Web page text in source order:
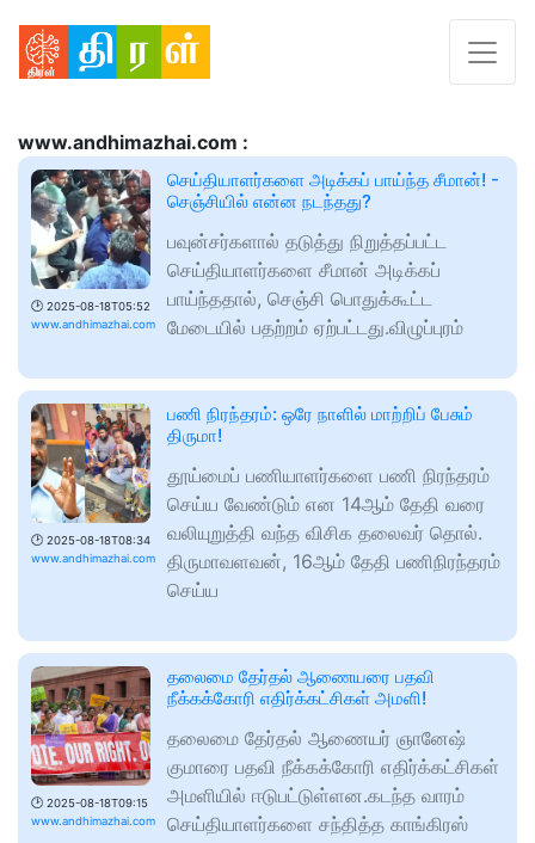
www.andhimazhai.com :
🕑 2025-08-18T05:52
www.andhimazhai.com
செய்தியாளர்களை அடிக்கப் பாய்ந்த சீமான்! -
செஞ்சியில் என்ன நடந்தது?
பவுன்சர்களால் தடுத்து நிறுத்தப்பட்ட
செய்தியாளர்களை சீமான் அடிக்கப்
பாய்ந்ததால், செஞ்சி பொதுக்கூட்ட
மேடையில் பதற்றம் ஏற்பட்டது.விழுப்புரம்
🕑 2025-08-18T08:34
www.andhimazhai.com
பணி நிரந்தரம்: ஒரே நாளில் மாற்றிப் பேசும்
திருமா!
தூய்மைப் பணியாளர்களை பணி நிரந்தரம்
செய்ய வேண்டும் என 14ஆம் தேதி வரை
வலியுறுத்தி வந்த விசிக தலைவர் தொல்.
திருமாவளவன், 16ஆம் தேதி பணிநிரந்தரம்
செய்ய
🕑 2025-08-18T09:15
www.andhimazhai.com
தலைமை தேர்தல் ஆணையரை பதவி
நீக்கக்கோரி எதிர்க்கட்சிகள் அமளி!
தலைமை தேர்தல் ஆணையர் ஞானேஷ்
குமாரை பதவி நீக்கக்கோரி எதிர்க்கட்சிகள்
அமளியில் ஈடுபட்டுள்ளன.கடந்த வாரம்
செய்தியாளர்களை சந்தித்த காங்கிரஸ்